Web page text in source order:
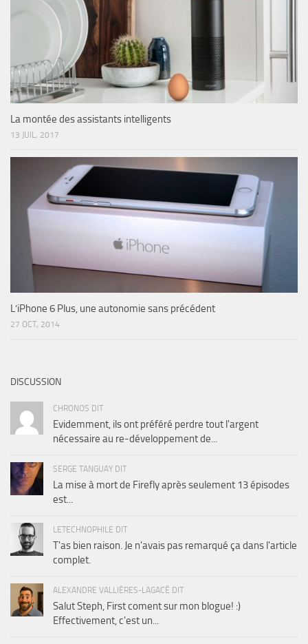
La montée des assistants intelligents
13 JUIL, 2017
L’iPhone 6 Plus, une autonomie sans précédent
27 OCT, 2014
DISCUSSION
CHRONOS DIT
Evidemment, ils ont préféré perdre tout l'argent
nécessaire au re-développement de...
SERGE TANGUAY DIT
La mise à mort de Firefly après seulement 13 épisodes
est...
LETECHNOPHILE DIT
T'as bien raison. Je n'avais pas remarqué ça dans l'article
complet.
ALEXANDRE VALLIÈRES-LAGACÉ DIT
Salut Steph, First coment sur mon blogue! :)
Effectivement, c'est un...